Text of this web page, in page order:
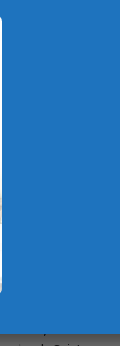
qui, le
18h,
autant
talents,
cirque,
sur place +
de dormir
le 12